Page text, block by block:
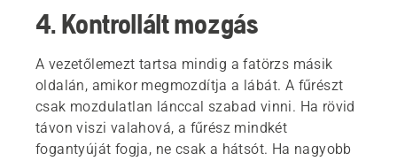
4. Kontrollált mozgás
A vezetőlemezt tartsa mindig a fatörzs másik
oldalán, amikor megmozdítja a lábát. A fűrészt
csak mozdulatlan lánccal szabad vinni. Ha rövid
távon viszi valahová, a fűrész mindkét
fogantyúját fogja, ne csak a hátsót. Ha nagyobb